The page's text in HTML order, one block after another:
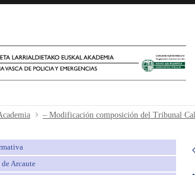
composición del
Arcaute